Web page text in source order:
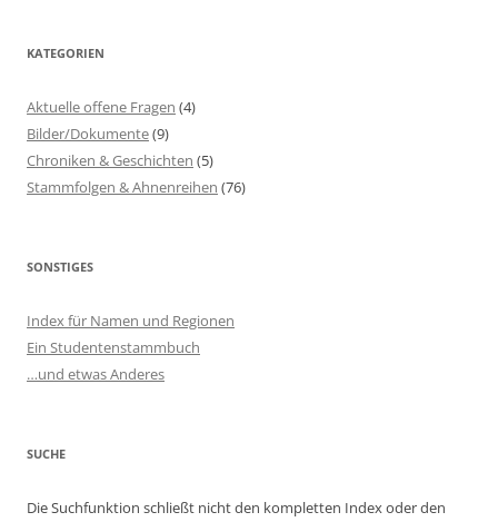
KATEGORIEN
Aktuelle offene Fragen (4)
Bilder/Dokumente(9)
Chroniken & Geschichten (5)
Stammfolgen & Ahnenreihen (76)
SONSTIGES
Index für Namen und Regionen
Ein Studentenstammbuch
…und etwas Anderes
SUCHE
Die Suchfunktion schließt nicht den kompletten Index oder den